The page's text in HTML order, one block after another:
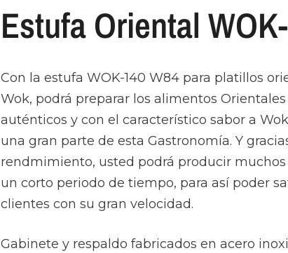
Estufa Oriental
Con la estufa WOK-140 W84 para platillos
Wok, podrá preparar los alimentos
auténticos y con el característico sabor a
una gran parte de esta Gastronomía. Y
rendmimiento, usted podrá producir
un corto periodo de tiempo, para así poder
clientes con su gran velocidad.
Gabinete y respaldo fabricados en acero